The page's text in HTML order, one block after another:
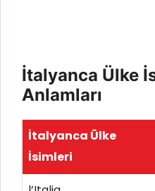
İtalyanca Ülke
Anlamları
İtalyanca Ülke
İsimleri